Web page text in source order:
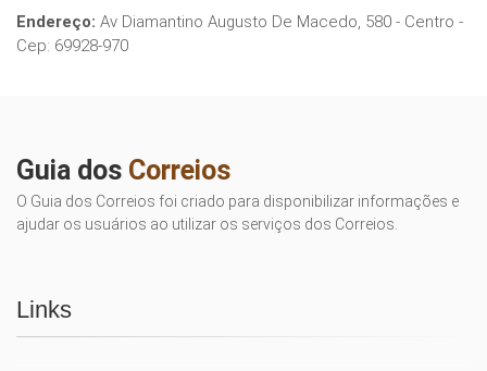
Endereço: Av Diamantino Augusto De Macedo, 580 - Centro -
Cep: 69928-970
Guia dos Correios
O Guia dos Correios foi criado para disponibilizar informações e
ajudar os usuários ao utilizar os serviços dos Correios.
Links